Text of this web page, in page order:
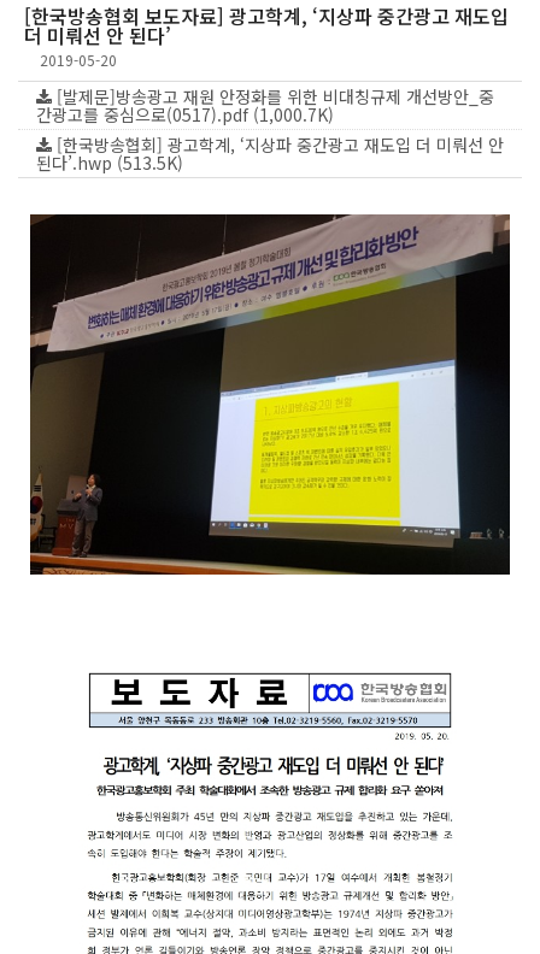
[한국방송협회 보도자료] 광고학계, ‘지상파 중간광고 재도입
더 미뤄선 안 된다’
2019-05-20
[발제문]방송광고 재원 안정화를 위한 비대칭규제 개선방안_중
간광고를 중심으로(0517).pdf (1,000.7K)
[한국방송협회] 광고학계, ‘지상파 중간광고 재도입 더 미뤄선 안
된다’.hwp (513.5K)